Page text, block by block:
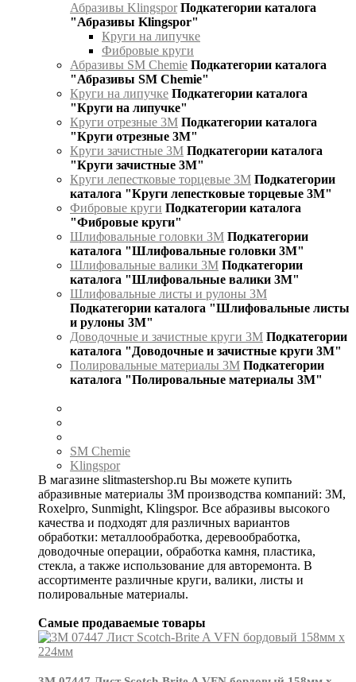
Абразивы Klingspor Подкатегории каталога
"Абразивы Klingspor"
Круги на липучке
Фибровые круги
Абразивы SM Chemie Подкатегории каталога
"Абразивы SM Chemie"
Круги на липучке Подкатегории каталога
"Круги на липучке"
Круги отрезные 3М Подкатегории каталога
"Круги отрезные 3М"
Круги зачистные 3М Подкатегории каталога
"Круги зачистные 3М"
Круги лепестковые торцевые 3М Подкатегории
каталога "Круги лепестковые торцевые 3М"
Фибровые круги Подкатегории каталога
"Фибровые круги"
Шлифовальные головки 3М Подкатегории
каталога "Шлифовальные головки 3М"
Шлифовальные валики 3М Подкатегории
каталога "Шлифовальные валики 3М"
Шлифовальные листы и рулоны 3М
Подкатегории каталога "Шлифовальные листы
и рулоны 3М"
Доводочные и зачистные круги 3М Подкатегории
каталога "Доводочные и зачистные круги 3М"
Полировальные материалы 3М Подкатегории
каталога "Полировальные материалы 3М"
SM Chemie
Klingspor
В магазине slitmastershop.ru Вы можете купить
абразивные материалы 3М производства компаний: 3М,
Roxelpro, Sunmight, Klingspor. Все абразивы высокого
качества и подходят для различных вариантов
обработки: металлообработка, деревообработка,
доводочные операции, обработка камня, пластика,
стекла, а также использование для авторемонта. В
ассортименте различные круги, валики, листы и
полировальные материалы.
Самые продаваемые товары